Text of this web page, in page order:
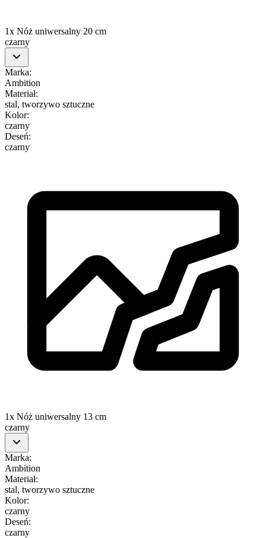
1x Nóż uniwersalny 20 cm
czarny
Marka:
Ambition
Materiał:
stal, tworzywo sztuczne
Kolor:
czarny
Deseń:
czarny
1x Nóż uniwersalny 13 cm
czarny
Marka:
Ambition
Materiał:
stal, tworzywo sztuczne
Kolor:
czarny
Deseń:
czarny